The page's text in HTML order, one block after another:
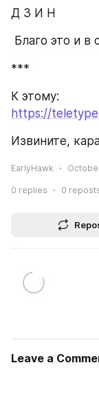
Д З И Н
Благо это и
***
https://
Извините,
EarlyHawk
0 replies 0
Leave a